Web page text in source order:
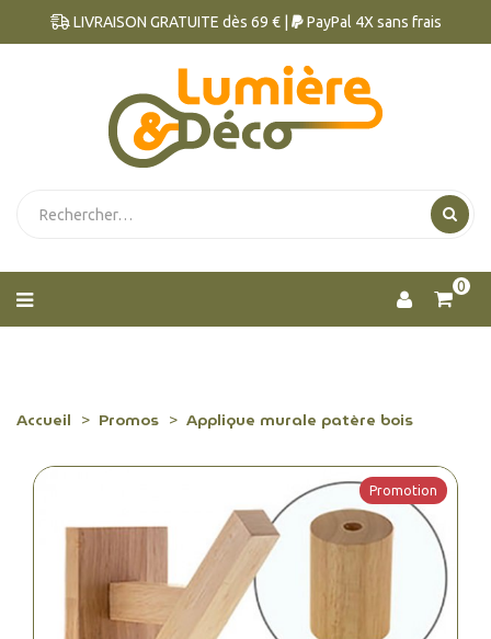
LIVRAISON GRATUITE dès 69 € | PayPal 4X sans frais
0
Accueil Promos Applique murale patère bois
Promotion